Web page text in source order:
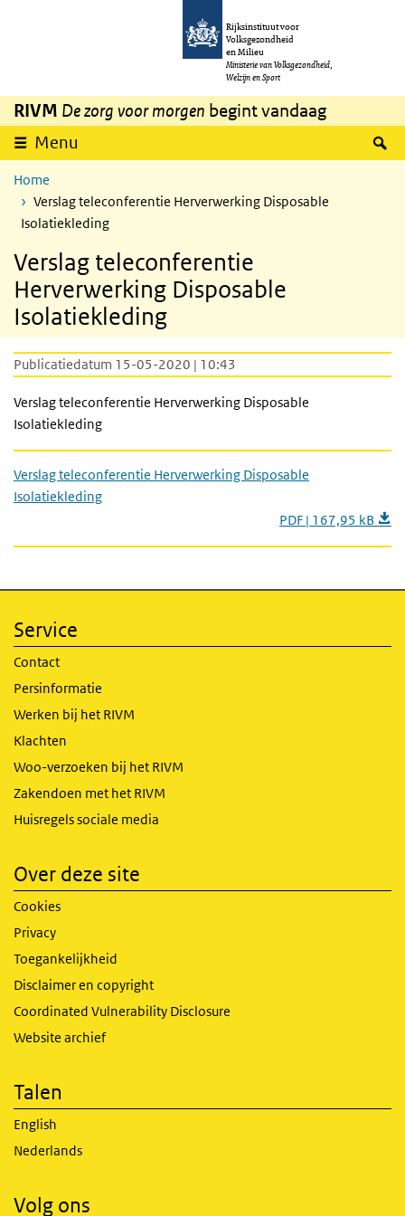
Overslaan en naar de inhoud gaan
Rijksinstituut voor
Volksgezondheid
en Milieu
Ministerie van Volksgezondheid,
Welzijn en Sport
RIVM De zorg voor morgen begint vandaag
Menu
Home
Verslag teleconferentie Herverwerking Disposable
Isolatiekleding
Verslag teleconferentie
Herverwerking Disposable
Isolatiekleding
Publicatiedatum 15-05-2020 | 10:43
Verslag teleconferentie Herverwerking Disposable
Isolatiekleding
Verslag teleconferentie Herverwerking Disposable
Isolatiekleding
PDF | 167,95 kB
Service
Contact
Persinformatie
Werken bij het RIVM
Klachten
Woo-verzoeken bij het RIVM
Zakendoen met het RIVM
Huisregels sociale media
Over deze site
Cookies
Privacy
Toegankelijkheid
Disclaimer en copyright
Coordinated Vulnerability Disclosure
Website archief
Talen
English
Nederlands
Volg ons